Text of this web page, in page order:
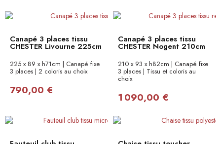
Canapé 3 places tissu
CHESTER Livourne 225cm
225 x 89 x h71cm | Canapé fixe
3 places | 2 coloris au choix
790,00 €
Canapé 3 places tissu
CHESTER Nogent 210cm
210 x 93 x h82cm | Canapé fixe
3 places | Tissu et coloris au
choix
1 090,00 €